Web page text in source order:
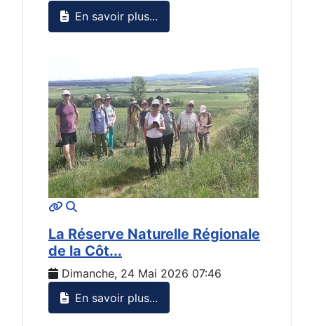
En savoir plus...
MOD_JTCS_VIEW_ARTICLE_LINK
La Réserve Naturelle Régionale
de la Côt...
Dimanche, 24 Mai 2026 07:46
En savoir plus...